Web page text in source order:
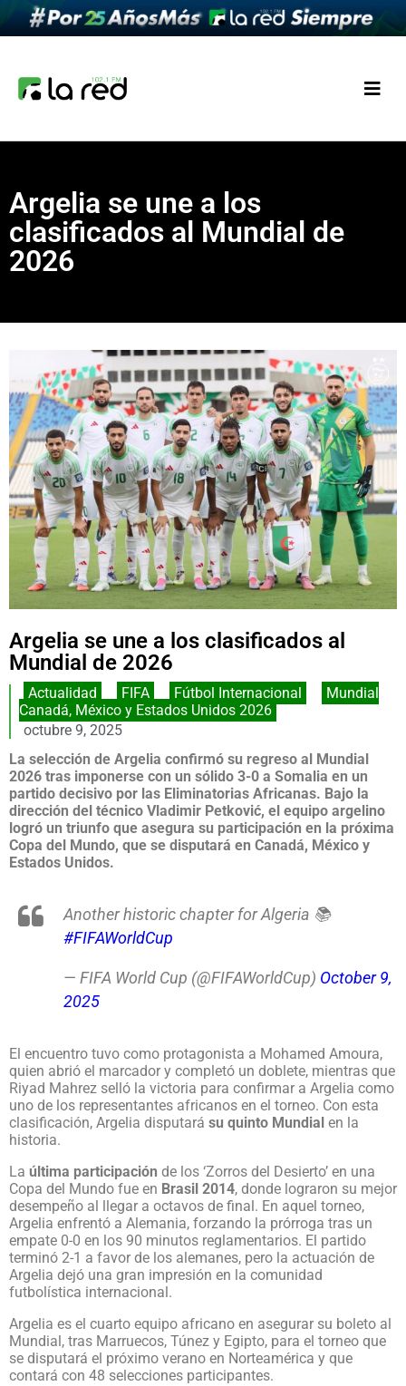
Argelia se une a los
clasificados al Mundial de
2026
Argelia se une a los clasificados al
Mundial de 2026
Actualidad FIFA Fútbol Internacional
Mundial
Canadá, México y Estados Unidos 2026
octubre 9, 2025
La selección de Argelia confirmó su regreso al Mundial
2026 tras imponerse con un sólido 3-0 a Somalia en un
partido decisivo por las Eliminatorias Africanas. Bajo la
dirección del técnico Vladimir Petković, el equipo argelino
logró un triunfo que asegura su participación en la próxima
Copa del Mundo, que se disputará en Canadá, México y
Estados Unidos.
Another historic chapter for Algeria 📚
#FIFAWorldCup
— FIFA World Cup (@FIFAWorldCup) October 9,
2025
El encuentro tuvo como protagonista a Mohamed Amoura,
quien abrió el marcador y completó un doblete, mientras que
Riyad Mahrez selló la victoria para confirmar a Argelia como
uno de los representantes africanos en el torneo. Con esta
clasificación, Argelia disputará su quinto Mundial en la
historia.
La última participación de los ‘Zorros del Desierto’ en una
Copa del Mundo fue en Brasil 2014, donde lograron su mejor
desempeño al llegar a octavos de final. En aquel torneo,
Argelia enfrentó a Alemania, forzando la prórroga tras un
empate 0-0 en los 90 minutos reglamentarios. El partido
terminó 2-1 a favor de los alemanes, pero la actuación de
Argelia dejó una gran impresión en la comunidad
futbolística internacional.
Argelia es el cuarto equipo africano en asegurar su boleto al
Mundial, tras Marruecos, Túnez y Egipto, para el torneo que
se disputará el próximo verano en Norteamérica y que
contará con 48 selecciones participantes.